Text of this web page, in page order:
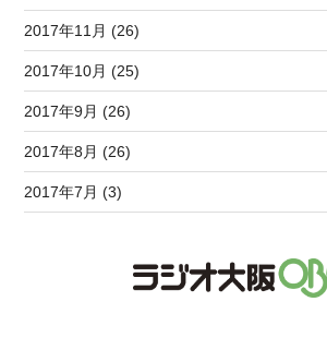
2017年11月 (26)
2017年10月 (25)
2017年9月 (26)
2017年8月 (26)
2017年7月 (3)